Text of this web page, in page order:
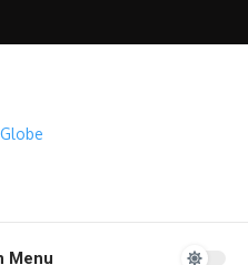
Menu